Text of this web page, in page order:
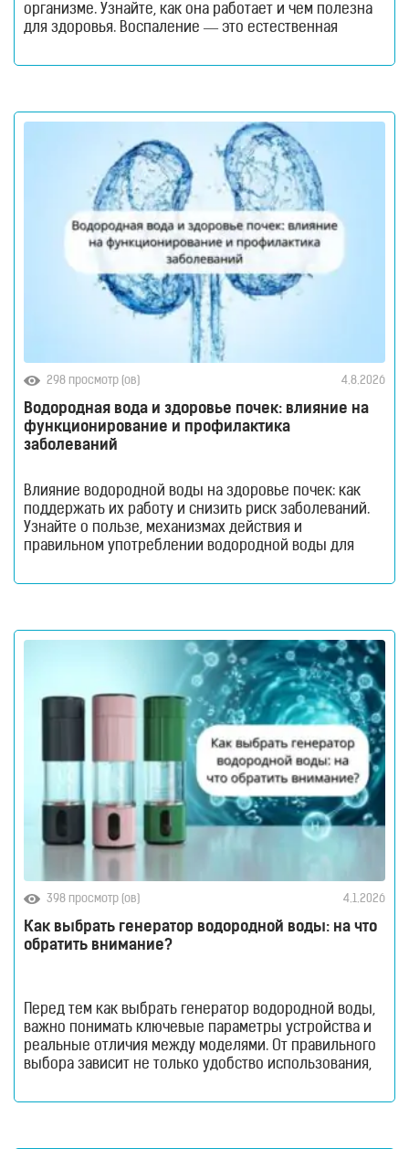
организме. Узнайте, как она работает и чем полезна
для здоровья. Воспаление — это естественная
становится хроническим, именно это становится
постоянного стресса, неидеального питания и плохой
экологии вопрос мягкой
298 просмотр (ов) 4.8.2026
Водородная вода и здоровье почек: влияние на
функционирование и профилактика
заболеваний
Влияние водородной воды на здоровье почек: как
поддержать их работу и снизить риск заболеваний.
Узнайте о пользе, механизмах действия и
правильном употреблении водородной воды для
просто наш «фильтр», как принято говорить. Это
регулирует уровень жидкости, влияет на давление
398 просмотр (ов) 4.1.2026
Как выбрать генератор водородной воды: на что
обратить внимание?
Перед тем как выбрать генератор водородной воды,
важно понимать ключевые параметры устройства и
реальные отличия между моделями. От правильного
выбора зависит не только удобство использования,
Генераторы водородной воды стремительно